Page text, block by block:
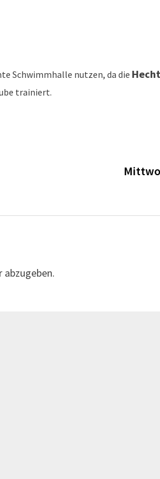
Schwimmhalle nutzen, da die
trainiert.